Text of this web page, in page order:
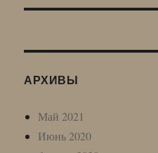
АРХИВЫ
Май 2021
Июнь 2020